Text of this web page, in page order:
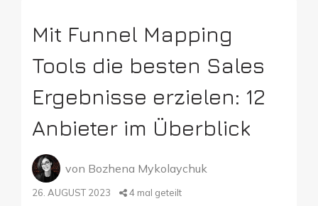
Mit Funnel Mapping
Tools die besten Sales
Ergebnisse erzielen: 12
Anbieter im Überblick
von Bozhena Mykolaychuk
26. AUGUST 2023 4mal geteilt